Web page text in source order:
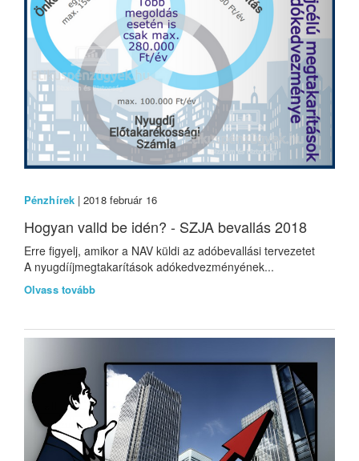
Pénzhírek| 2018 február 16
Hogyan valld be idén? - SZJA bevallás 2018
Erre figyelj, amikor a NAV küldi az adóbevallási tervezetet
A nyugdííjmegtakarítások adókedvezményének...
Olvass tovább